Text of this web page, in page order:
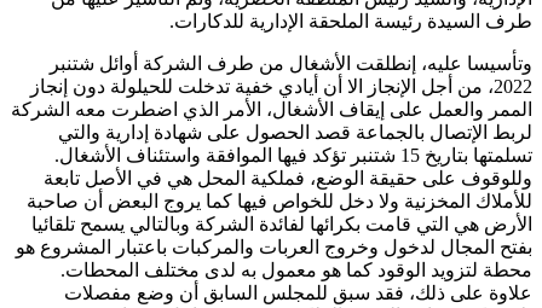
طرف السيدة رئيسة الملحقة الإدارية للدكارات.
وتأسيسا عليه، إنطلقت الأشغال من طرف الشركة أوائل شتنبر
2022، من أجل الإنجاز الا أن أيادي خفية تدخلت للحيلولة دون إنجاز
الممر والعمل على إيقاف الأشغال، الأمر الذي اضطرت معه الشركة
لربط الإتصال بالجماعة قصد الحصول على شهادة إدارية والتي
تسلمتها بتاريخ 15 شتنبر تؤكد فيها الموافقة واستئناف الأشغال.
وللوقوف على حقيقة الوضع، فملكية المحل هي في الأصل تابعة
للأملاك المخزنية ولا دخل للخواص فيها كما يروج البعض أن صاحبة
الأرض هي التي قامت بكرائها لفائدة الشركة وبالتالي يسمح تلقائيا
بفتح المجال لدخول وخروج العربات والمركبات باعتبار المشروع هو
محطة لتزويد الوقود كما هو معمول به لدى مختلف المحطات.
علاوة على ذلك، فقد سبق للمجلس السابق أن وضع مفصلات